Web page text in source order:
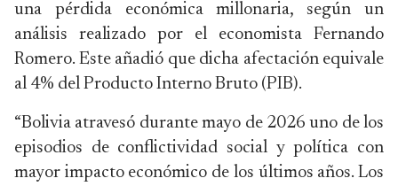
una pérdida económica millonaria, según un
análisis realizado por el economista Fernando
Romero. Este añadió que dicha afectación equivale
al 4% del Producto Interno Bruto (PIB).
“Bolivia atravesó durante mayo de 2026 uno de los
episodios de conflictividad social y política con
mayor impacto económico de los últimos años. Los